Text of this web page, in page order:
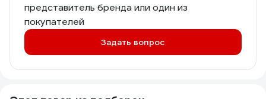
представитель бренда или один из
покупателей
Задать вопрос